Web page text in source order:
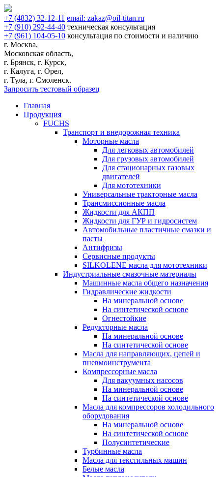
+7 (4832) 32-12-11 email: zakaz@oil-titan.ru
+7 (910) 292-44-40 техническая консультация
+7 (961) 104-05-10 консультация по стоимости и наличию
г. Москва,
Московская область,
г. Брянск, г. Курск,
г. Калуга, г. Орел,
г. Тула, г. Смоленск.
Запросить тестовый образец
Главная
Продукция
FUCHS
Транспорт и внедорожная техника
Моторные масла
Для легковых автомобилей
Для грузовых автомобилей
Для стационарных газовых
двигателей
Для мототехники
Универсальные тракторные масла
Трансмиссионные масла
Жидкости для АКПП
Жидкости для ГУР и гидросистем
Автомобильные пластичные смазки и
пасты
Антифризы
Сервисные продукты
SILKOLENE масла для мототехники
Индустриальные смазочные материалы
Машинные масла общего назначения
Гидравлические жидкости
На минеральной основе
На синтетической основе
Огнестойкие
Редукторные масла
На минеральной основе
На синтетической основе
Масла для направляющих, цепей и
пневмоинструмента
Компрессорные масла
Для вакуумных насосов
На минеральной основе
На синтетической основе
Масла для компрессоров холодильного
оборудования
На минеральной основе
На синтетической основе
Полусинтетические
Турбинные масла
Масла для текстильных машин
Белые масла